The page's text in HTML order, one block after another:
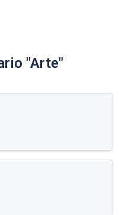
"Arte"